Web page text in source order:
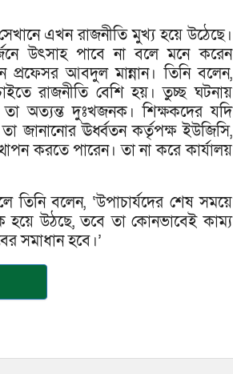
এখন রাজনীতি মুখ্য হয়ে উঠেছে।
উৎসাহ পাবে না বলে মনে করেন
প্রফেসর আবদুল মান্নান। তিনি বলেন,
রাজনীতি বেশি হয়। তুচ্ছ ঘটনায়
তা অত্যন্ত দুঃখজনক। শিক্ষকদের যদি
জানানোর ঊর্ধ্বতন কর্তৃপক্ষ ইউজিসি,
করতে পারেন। তা না করে কার্যালয়
তিনি বলেন, ‘উপাচার্যদের শেষ সময়ে
হয়ে উঠছে, তবে তা কোনভাবেই কাম্য
সমাধান হবে।’